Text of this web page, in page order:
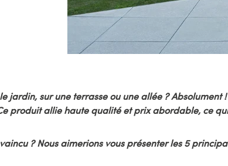
jardin, sur une terrasse ou une allée ?
produit allie haute qualité et prix abordable, ce
? Nous aimerions vous présenter les 5